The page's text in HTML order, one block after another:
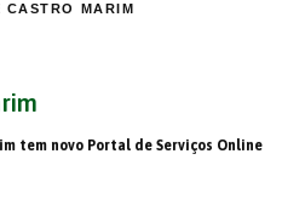
CASTRO MARIM
tem novo Portal de Serviços Online